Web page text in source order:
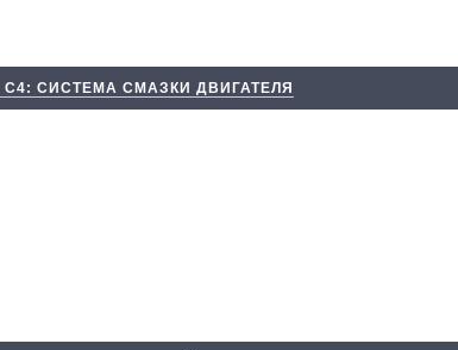
С4: СИСТЕМА СМАЗКИ ДВИГАТЕЛЯ